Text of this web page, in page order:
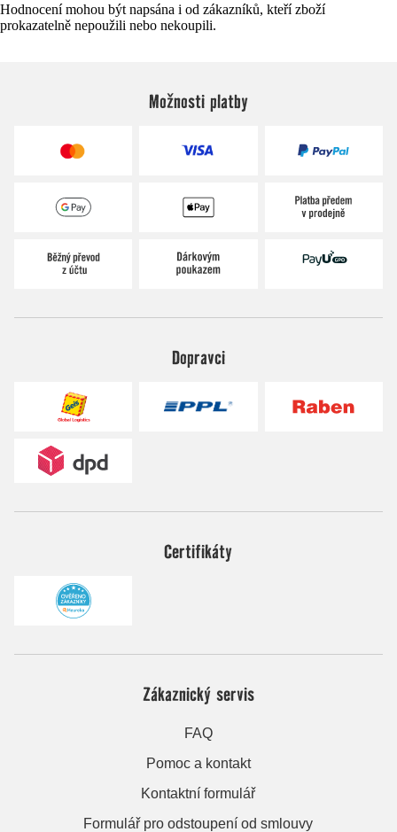
Hodnocení mohou být napsána i od zákazníků, kteří zboží
prokazatelně nepoužili nebo nekoupili.
Možnosti platby
Dopravci
Certifikáty
Zákaznický servis
FAQ
Pomoc a kontakt
Kontaktní formulář
Formulář pro odstoupení od smlouvy